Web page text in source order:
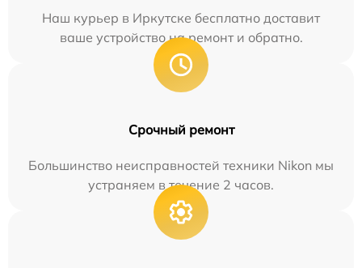
Наш курьер в Иркутске бесплатно доставит
ваше устройство на ремонт и обратно.
Срочный ремонт
Большинство неисправностей техники Nikon мы
устраняем в течение 2 часов.